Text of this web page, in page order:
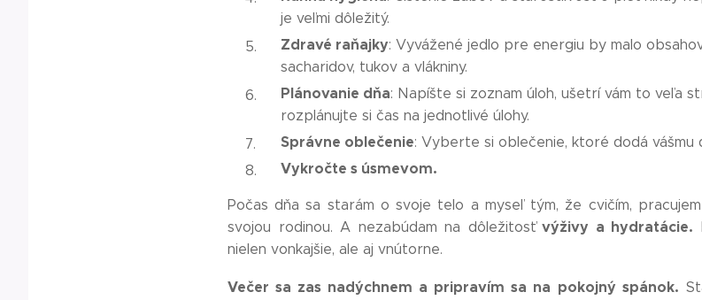
je veľmi dôležitý.
Zdravé raňajky: Vyvážené jedlo pre energiu by malo
sacharidov, tukov a vlákniny.
Plánovanie dňa: Napíšte si zoznam úloh, ušetrí vám to veľa
rozplánujte si čas na jednotlivé úlohy.
Správne oblečenie: Vyberte si oblečenie, ktoré dodá vášmu
Vykročte s úsmevom.
Počas dňa sa starám o svoje telo a myseľ tým, že cvičím,
svojou rodinou. A nezabúdam na dôležitosťvýživy a hydratácie.
nielen vonkajšie, ale aj vnútorne.
Večer sa zas nadýchnem a pripravím sa na pokojný spánok.